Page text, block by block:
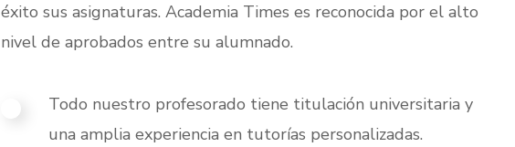
éxito sus asignaturas. Academia Times es reconocida por el alto
nivel de aprobados entre su alumnado.
Todo nuestro profesorado tiene titulación universitaria y
una amplia experiencia en tutorías personalizadas.